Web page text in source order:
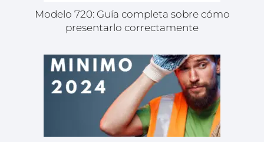
Modelo 720: Guía completa sobre cómo
presentarlo correctamente